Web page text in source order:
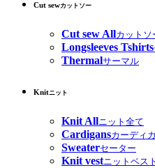
Cut sewカットソー
Cut sew Allカットソ
Longsleeves Tshirts
Thermalサーマル
Knitニット
Knit Allニット全て
Cardigansカーディ
Sweaterセーター
Knit vestニットベスト